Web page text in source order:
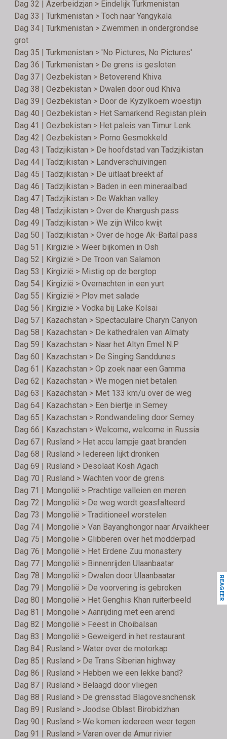
Dag 32 | Azerbeidzjan > Eindelijk Turkmenistan
Dag 33 | Turkmenistan > Toch naar Yangykala
Dag 34 | Turkmenistan > Zwemmen in ondergrondse
grot
Dag 35 | Turkmenistan > 'No Pictures, No Pictures'
Dag 36 | Turkmenistan > De grens is gesloten
Dag 37 | Oezbekistan > Betoverend Khiva
Dag 38 | Oezbekistan > Dwalen door oud Khiva
Dag 39 | Oezbekistan > Door de Kyzylkoem woestijn
Dag 40 | Oezbekistan > Het Samarkend Registan plein
Dag 41 | Oezbekistan > Het paleis van Timur Lenk
Dag 42 | Oezbekistan > Porno Gesmokkeld
Dag 43 | Tadzjikistan > De hoofdstad van Tadzjikistan
Dag 44 | Tadzjikistan > Landverschuivingen
Dag 45 | Tadzjikistan > De uitlaat breekt af
Dag 46 | Tadzjikistan > Baden in een mineraalbad
Dag 47 | Tadzjikistan > De Wakhan valley
Dag 48 | Tadzjikistan > Over de Khargush pass
Dag 49 | Tadzjikistan > We zijn Wilco kwijt
Dag 50 | Tadzjikistan > Over de hoge Ak-Baital pass
Dag 51 | Kirgizië > Weer bijkomen in Osh
Dag 52 | Kirgizië > De Troon van Salamon
Dag 53 | Kirgizië > Mistig op de bergtop
Dag 54 | Kirgizië > Overnachten in een yurt
Dag 55 | Kirgizië > Plov met salade
Dag 56 | Kirgizië > Vodka bij Lake Kolsai
Dag 57 | Kazachstan > Spectaculaire Charyn Canyon
Dag 58 | Kazachstan > De kathedralen van Almaty
Dag 59 | Kazachstan > Naar het Altyn Emel N.P.
Dag 60 | Kazachstan > De Singing Sanddunes
Dag 61 | Kazachstan > Op zoek naar een Gamma
Dag 62 | Kazachstan > We mogen niet betalen
Dag 63 | Kazachstan > Met 133 km/u over de weg
Dag 64 | Kazachstan > Een biertje in Semey
Dag 65 | Kazachstan > Rondwandeling door Semey
Dag 66 | Kazachstan > Welcome, welcome in Russia
Dag 67 | Rusland > Het accu lampje gaat branden
Dag 68 | Rusland > Iedereen lijkt dronken
Dag 69 | Rusland > Desolaat Kosh Agach
Dag 70 | Rusland > Wachten voor de grens
Dag 71 | Mongolië > Prachtige valleien en meren
Dag 72 | Mongolië > De weg wordt geasfalteerd
Dag 73 | Mongolië > Traditioneel worstelen
Dag 74 | Mongolië > Van Bayanghongor naar Arvaikheer
Dag 75 | Mongolië > Glibberen over het modderpad
Dag 76 | Mongolië > Het Erdene Zuu monastery
Dag 77 | Mongolië > Binnenrijden Ulaanbaatar
Dag 78 | Mongolië > Dwalen door Ulaanbaatar
Dag 79 | Mongolië > De voorvering is gebroken
Dag 80 | Mongolië > Het Genghis Khan ruiterbeeld
Dag 81 | Mongolië > Aanrijding met een arend
Dag 82 | Mongolië > Feest in Choibalsan
Dag 83 | Mongolië > Geweigerd in het restaurant
Dag 84 | Rusland > Water over de motorkap
Dag 85 | Rusland > De Trans Siberian highway
Dag 86 | Rusland > Hebben we een lekke band?
Dag 87 | Rusland > Belaagd door vliegen
Dag 88 | Rusland > De grensstad Blagovesnchensk
Dag 89 | Rusland > Joodse Oblast Birobidzhan
Dag 90 | Rusland > We komen iedereen weer tegen
Dag 91 | Rusland > Varen over de Amur rivier
REAGEER